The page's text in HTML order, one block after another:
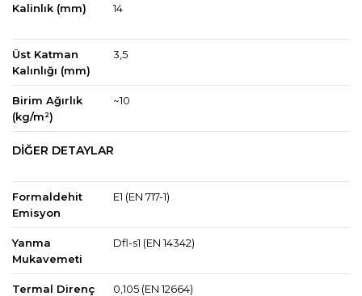
Kalinlık (mm) 14
Üst Katman
Kalınlığı (mm)
3,5
Birim Ağırlık
(kg/m²)
~10
DİĞER DETAYLAR
Formaldehit
Emisyon
E1 (EN 717-1)
Yanma
Mukavemeti
Dfl-s1 (EN 14342)
Termal Direnç
0,105 (EN 12664)